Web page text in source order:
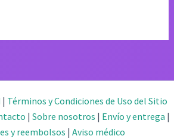
| Términos y Condiciones de Uso del Sitio
| Sobre nosotros | Envío y entrega |
y reembolsos | Aviso médico